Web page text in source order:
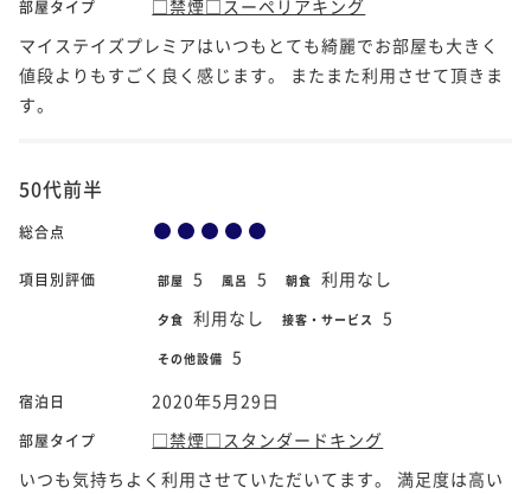
部屋タイプ
□禁煙□スーペリアキング
マイステイズプレミアはいつもとても綺麗でお部屋も大きく
値段よりもすごく良く感じます。 またまた利用させて頂きま
す。
50代前半
総合点
項目別評価 部屋 5 風呂 5 朝食 利用なし
夕食 利用なし 接客・サービス 5
その他設備 5
宿泊日 2020年5月29日
部屋タイプ
□禁煙□スタンダードキング
いつも気持ちよく利用させていただいてます。 満足度は高い